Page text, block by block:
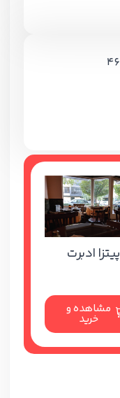
پیتزا ادبرت
مشاهده و
خرید